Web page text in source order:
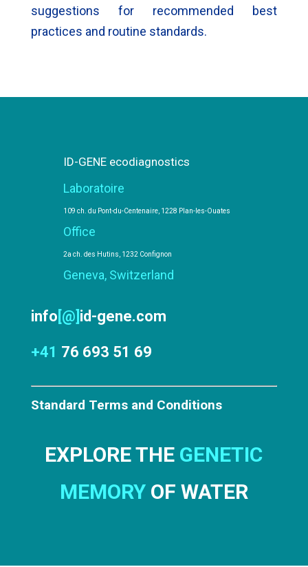
suggestions for recommended best
practices and routine standards.
ID-GENE ecodiagnostics
Laboratoire
109 ch. du Pont-du-Centenaire, 1228 Plan-les-Ouates
Office
2a ch. des Hutins, 1232 Confignon
Geneva, Switzerland
info [@] id-gene.com
+41 76 693 51 69
Standard Terms and Conditions
EXPLORE THE GENETIC
MEMORYOF WATER